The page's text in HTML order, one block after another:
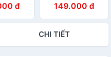
Kèm
- Hàng
đ
Nhiều Màu Sắc -
Hàng Chính Hãng
149.000 đ
CHI TIẾT